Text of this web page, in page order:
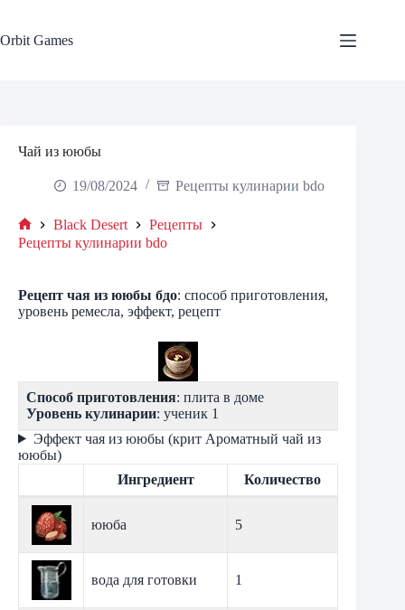
content
Orbit Games
Чай из ююбы
19/08/2024 Рецепты кулинарии bdo
Home
Black Desert
Рецепты
Рецепты кулинарии bdo
Рецепт чая из ююбы бдо: способ приготовления,
уровень ремесла, эффект, рецепт
Способ приготовления: плита в доме
Уровень кулинарии: ученик 1
Эффект чая из ююбы (крит Ароматный чай из
ююбы)
Ингредиент
Количество
ююба 5
вода для готовки 1